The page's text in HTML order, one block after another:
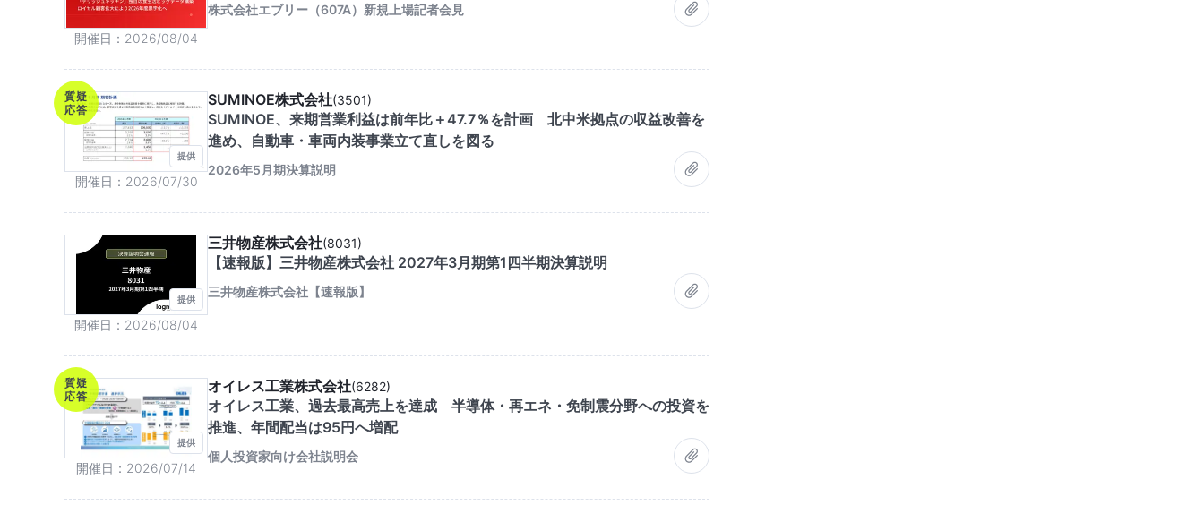
開催日 2026/08/04
株式会社エブリー（607A）新規上場記者会見
質疑
応答
提供
開催日 2026/07/30
SUMINOE株式会社(3501)
SUMINOE、来期営業利益は前年比＋47.7％を計画 北中米拠点の収益改善を
進め、自動車・車両内装事業立て直しを図る
2026年5月期決算説明
提供
開催日 2026/08/04
三井物産株式会社(8031)
【速報版】三井物産株式会社 2027年3月期第1四半期決算説明
三井物産株式会社【速報版】
質疑
応答
提供
開催日 2026/07/14
オイレス工業株式会社(6282)
オイレス工業、過去最高売上を達成 半導体・再エネ・免制震分野への投資を
推進、年間配当は95円へ増配
個人投資家向け会社説明会